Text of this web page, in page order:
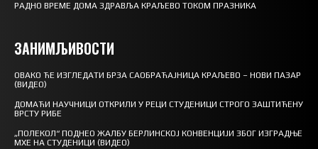
РАДНО ВРЕМЕ ДОМА ЗДРАВЉА КРАЉЕВО ТОКОМ ПРАЗНИКА
ЗАНИМЉИВОСТИ
ОВАКО ЋЕ ИЗГЛЕДАТИ БРЗА САОБРАЋАЈНИЦА КРАЉЕВО – НОВИ ПАЗАР
(ВИДЕО)
ДОМАЋИ НАУЧНИЦИ ОТКРИЛИ У РЕЦИ СТУДЕНИЦИ СТРОГО ЗАШТИЋЕНУ
ВРСТУ РИБЕ
„ПОЛЕКОЛ“ ПОДНЕО ЖАЛБУ БЕРЛИНСКОЈ КОНВЕНЦИЈИ ЗБОГ ИЗГРАДЊЕ
МХЕ НА СТУДЕНИЦИ (ВИДЕО)